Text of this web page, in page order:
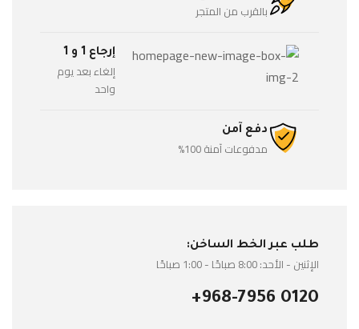
بالقرب من المتجر
إرجاع 1 و 1
إلغاء بعد يوم
واحد
دفع آمن
مدفوعات آمنة 100%
طلب عبر الخط الساخن:
الإثنين - الأحد: 8:00 صباحًا - 1:00 صباحًا
+968-7956 0120